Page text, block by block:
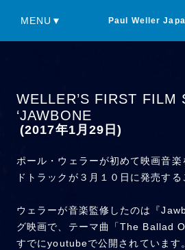
MENU▼ Paul Weller
WELLER’S FIRST FILM
‘JAWBONE
(2017年1月29日)
ポール・ウェラーが初めて映画音
ドトラックが３月１０日に発売する
ウェラーが音楽監修したのは『
グ映画で、テーマ曲「The Ballad
すでにyoutubeで公開されています。